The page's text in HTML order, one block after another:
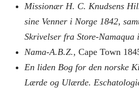
Missionær H. C. Knudsens
sine Venner i Norge 1842,
Skrivelser fra Store-Namaqua
Nama-A.B.Z., Cape Town
En liden Bog for den norske
Lærde og Ulærde.